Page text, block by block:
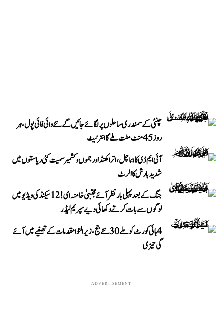
چنئی کے سمندری ساحلوں پر لگائے جائیں گے نئے وائی فائی پول، ہر
روز 45 منٹ مفت ملے گا انٹرنیٹ
آئی ایم ڈی کا ہماچل، اتراکھنڈ اور جموں و کشمیر سمیت کئی ریاستوں میں
شدید بارش کا الرٹ
جنگ کے بعد پہلی بار نظر آئے مجتبیٰ خامنہ ای! 12 سیکنڈ کی ویڈیو میں
لوگوں سے بات کرتے دکھائی دیے سپریم لیڈر
4 ہائی کورٹ کو ملے 30 نئے جج، زیر التوا مقدمات کے تصفیے میں آئے
گی تیزی
ADVERTISEMENT